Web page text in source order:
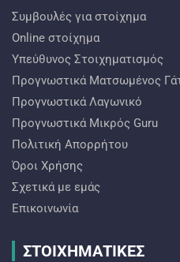
Συμβουλές για στοίχημα
Online στοίχημα
Υπεύθυνος Στοιχηματισμός
Προγνωστικά Ματσωμένος
Προγνωστικά Λαγωνικό
Προγνωστικά Mικρός Guru
Πολιτική Απορρήτου
Όροι Χρήσης
Σχετικά με εμάς
Επικοινωνία
ΣΤΟΙΧΗΜΑΤΙΚΕΣ